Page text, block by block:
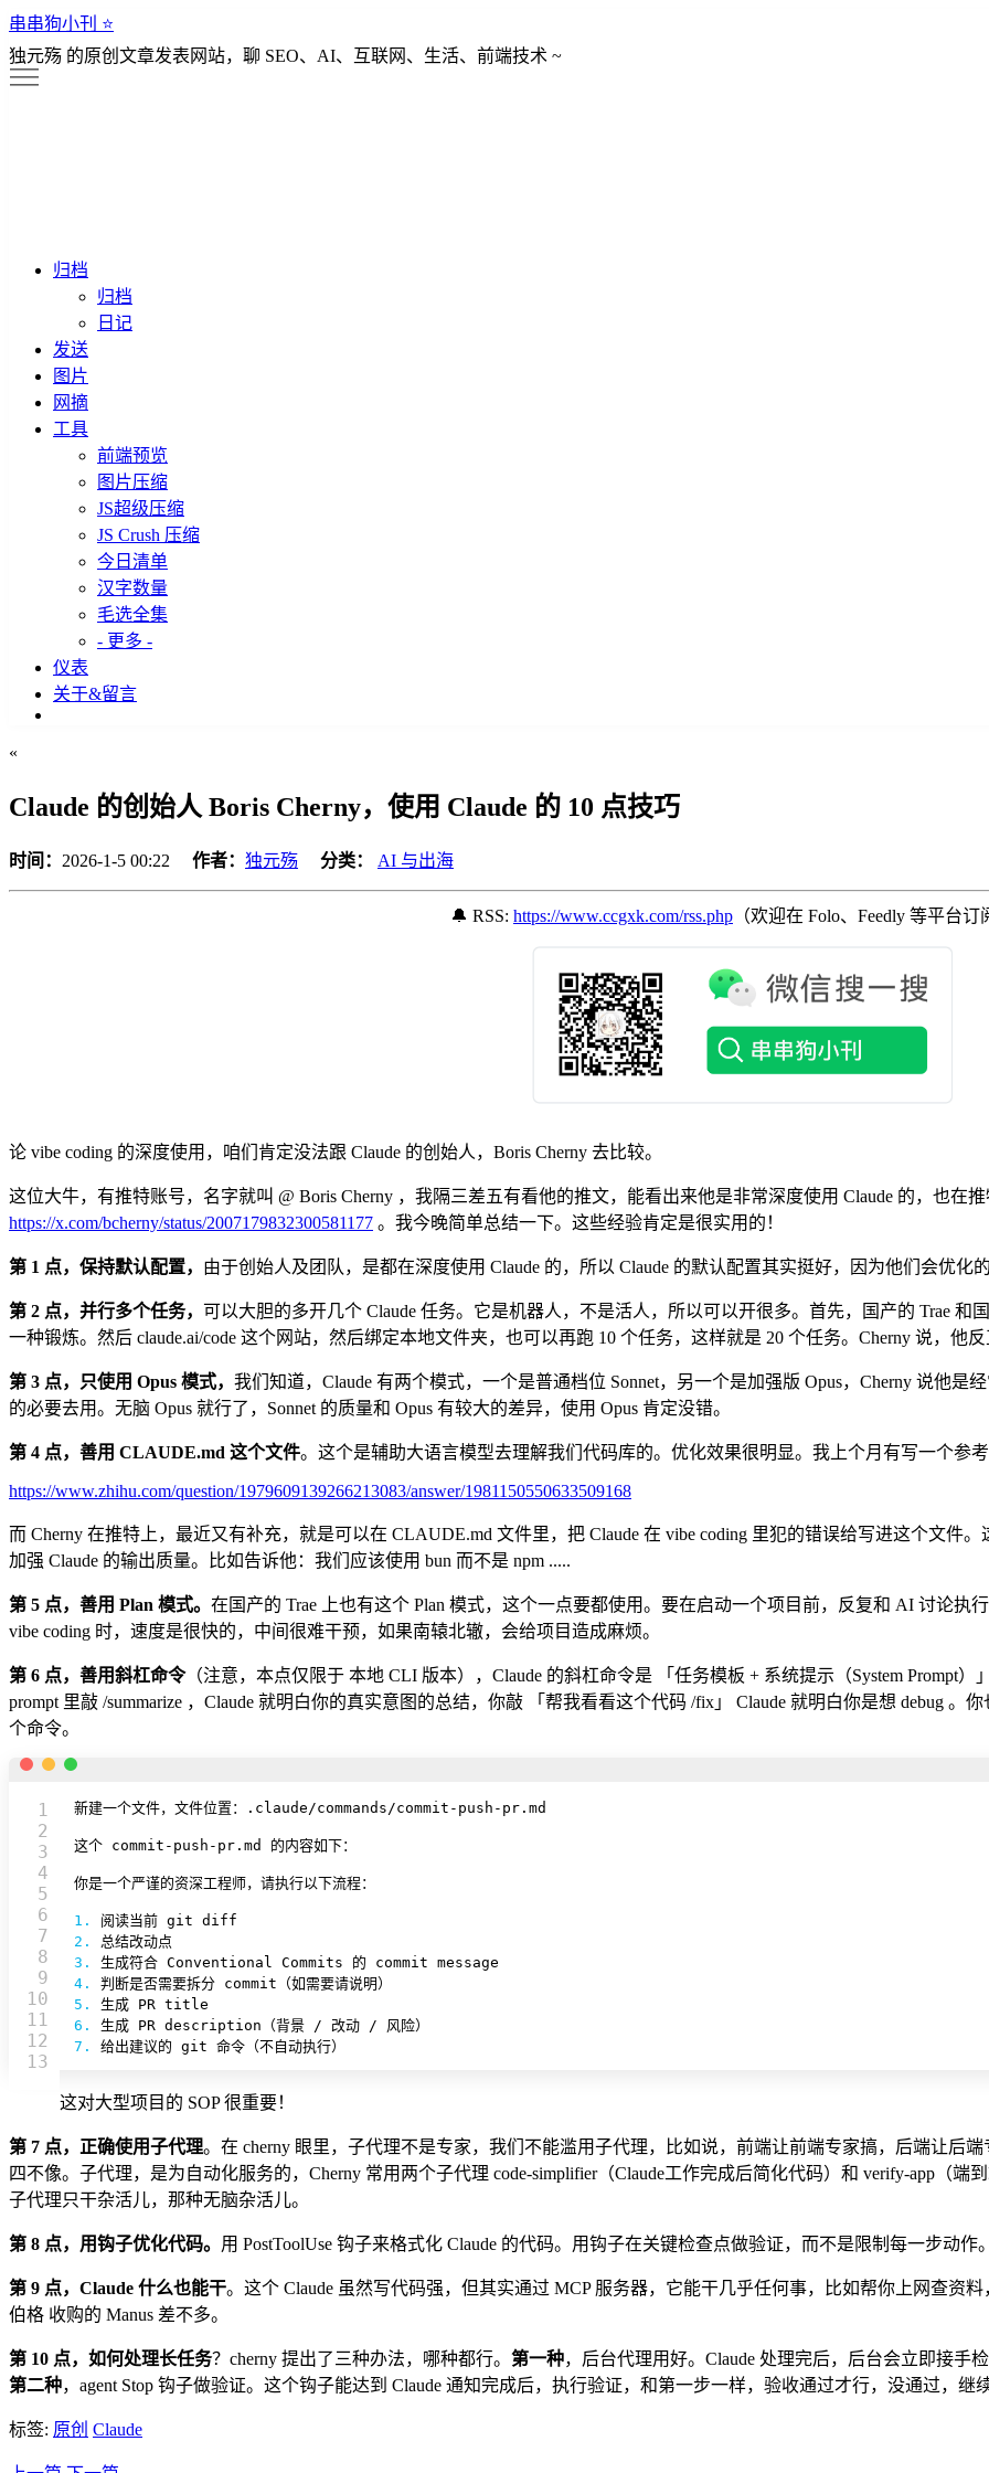
串串狗小刊 ⭐️
独元殇 的原创文章发表网站，聊 SEO、AI、互联网、生活、前端技术 ~
归档
归档
日记
发送
图片
网摘
工具
前端预览
图片压缩
JS超级压缩
JS Crush 压缩
今日清单
汉字数量
毛选全集
- 更多 -
仪表
关于&留言
«
Claude 的创始人 Boris Cherny，使用 Claude 的 10 点技巧
时间： 2026-1-5 00:22 作者： 独元殇 分类： AI 与出海
🔔 RSS: https://www.ccgxk.com/rss.php （欢迎在 Folo、Feedly 等平台
论 vibe coding 的深度使用，咱们肯定没法跟 Claude 的创始人，Boris Cherny 去比较。
这位大牛，有推特账号，名字就叫 @ Boris Cherny ，我隔三差五有看他的推文，能看出来他是非常深度使用 Claude 的，也在
https://x.com/bcherny/status/2007179832300581177 。我今晚简单总结一下。这些经验肯定是很实用的！
第 1 点，保持默认配置， 由于创始人及团队，是都在深度使用 Claude 的，所以 Claude 的默认配置其实挺好，因为他们会优化
第 2 点，并行多个任务， 可以大胆的多开几个 Claude 任务。它是机器人，不是活人，所以可以开很多。首先，国产的 Trae 和
一种锻炼。然后 claude.ai/code 这个网站，然后绑定本地文件夹，也可以再跑 10 个任务，这样就是 20 个任务。Cherny 说，他
第 3 点，只使用 Opus 模式， 我们知道，Claude 有两个模式，一个是普通档位 Sonnet，另一个是加强版 Opus，Cherny 说他是
的必要去用。无脑 Opus 就行了，Sonnet 的质量和 Opus 有较大的差异，使用 Opus 肯定没错。
第 4 点，善用 CLAUDE.md 这个文件。这个是辅助大语言模型去理解我们代码库的。优化效果很明显。我上个月有写一个参
https://www.zhihu.com/question/1979609139266213083/answer/1981150550633509168
而 Cherny 在推特上，最近又有补充，就是可以在 CLAUDE.md 文件里，把 Claude 在 vibe coding 里犯的错误给写进这个文件
加强 Claude 的输出质量。比如告诉他：我们应该使用 bun 而不是 npm .....
第 5 点，善用 Plan 模式。 在国产的 Trae 上也有这个 Plan 模式，这个一点要都使用。要在启动一个项目前，反复和 AI 讨论
vibe coding 时，速度是很快的，中间很难干预，如果南辕北辙，会给项目造成麻烦。
第 6 点，善用斜杠命令（注意，本点仅限于 本地 CLI 版本），Claude 的斜杠命令是 「任务模板 + 系统提示（System Prompt
prompt 里敲 /summarize ，Claude 就明白你的真实意图的总结，你敲 「帮我看看这个代码 /fix」 Claude 就明白你是想 debug 。
个命令。
1
2
3
4
5
6
7
8
9
10
11
12
新建一个文件，文件位置：.claude/commands/commit-push-pr.md
这个 commit-push-pr.md 的内容如下：
你是一个严谨的资深工程师，请执行以下流程：
1.
2.
3.
4.
5.
6.
7.
给出建议的 git 命令（不自动执行）
这对大型项目的 SOP 很重要！
第 7 点，正确使用子代理。在 cherny 眼里，子代理不是专家，我们不能滥用子代理，比如说，前端让前端专家搞，后端让后
四不像。子代理，是为自动化服务的，Cherny 常用两个子代理 code-simplifier（Claude工作完成后简化代码）和 verify-app（
子代理只干杂活儿，那种无脑杂活儿。
第 8 点，用钩子优化代码。 用 PostToolUse 钩子来格式化 Claude 的代码。用钩子在关键检查点做验证，而不是限制每一步动作
第 9 点，Claude 什么也能干。这个 Claude 虽然写代码强，但其实通过 MCP 服务器，它能干几乎任何事，比如帮你上网查资
伯格 收购的 Manus 差不多。
第 10 点，如何处理长任务？cherny 提出了三种办法，哪种都行。 第一种，后台代理用好。Claude 处理完后，后台会立即接手
第二种，agent Stop 钩子做验证。这个钩子能达到 Claude 通知完成后，执行验证，和第一步一样，验收通过才行，没通过，继
标签: 原创 Claude